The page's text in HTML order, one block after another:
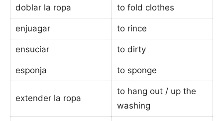
doblar la ropa to fold clothes
enjuagar to rince
ensuciar to dirty
esponja to sponge
extender la ropa
to hang out / up the
washing